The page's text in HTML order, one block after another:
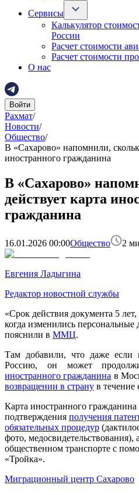
Сервисы
Калькулятор
России
Расчет стоимости
Расчет стоимости
О нас
Войти
Рахмат/
Новости/
Общество/
В «Сахарово» напомнили,
иностранного гражданина
В «Сахарово»
действует карта
гражданина
16.01.2026 00:00Общество 2
Евгения Ладыгина
Редактор новостной службы
«Срок действия документа 5
когда изменились
пояснили в ММЦ.
Там добавили, что даже если
Россию, он может
иностранного гражданина в
возвращении в страну в течение
Карта иностранного гражданина
подтверждения получения
обязательных процедур
фото, медосвидетельствования),
общественном транспорте с
«Тройка».
Миграционный центр Сахарово